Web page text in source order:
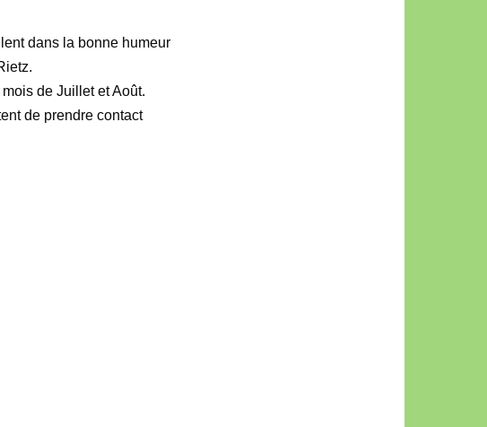
dans la bonne humeur
de Juillet et Août.
de prendre contact